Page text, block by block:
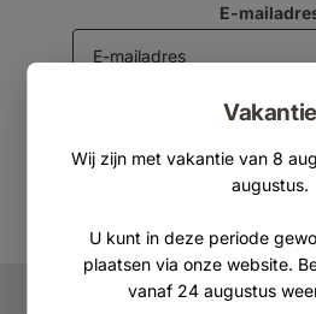
Vakantie
Wij zijn met vakantie van 8
augustus.
U kunt in deze periode
plaatsen via onze website.
vanaf 24 augustus
E-